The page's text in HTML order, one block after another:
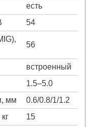
есть
54
56
встроенный
1.5–5.0
мм
0.6/0.8/1/1.2
15